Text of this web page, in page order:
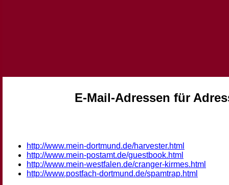
E-Mail-Adressen für
http://www.mein-dortmund.de/harvester.html
http://www.mein-postamt.de/guestbook.html
http://www.mein-westfalen.de/cranger-kirmes.html
http://www.postfach-dortmund.de/spamtrap.html